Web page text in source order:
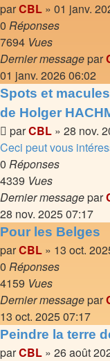
parCBL » 01 janv.
0 Réponses
7694 Vues
Dernier messagepar
01 janv. 2026 06:02
Spots et
de Holger
parCBL » 28 nov.
Ceci peut vous
0 Réponses
4339 Vues
Dernier messagepar
28 nov. 2025 07:17
Pour les Belges
parCBL » 13 oct.
0 Réponses
4159 Vues
Dernier messagepar
13 oct. 2025 07:17
Peindre la terre
parCBL » 26 août